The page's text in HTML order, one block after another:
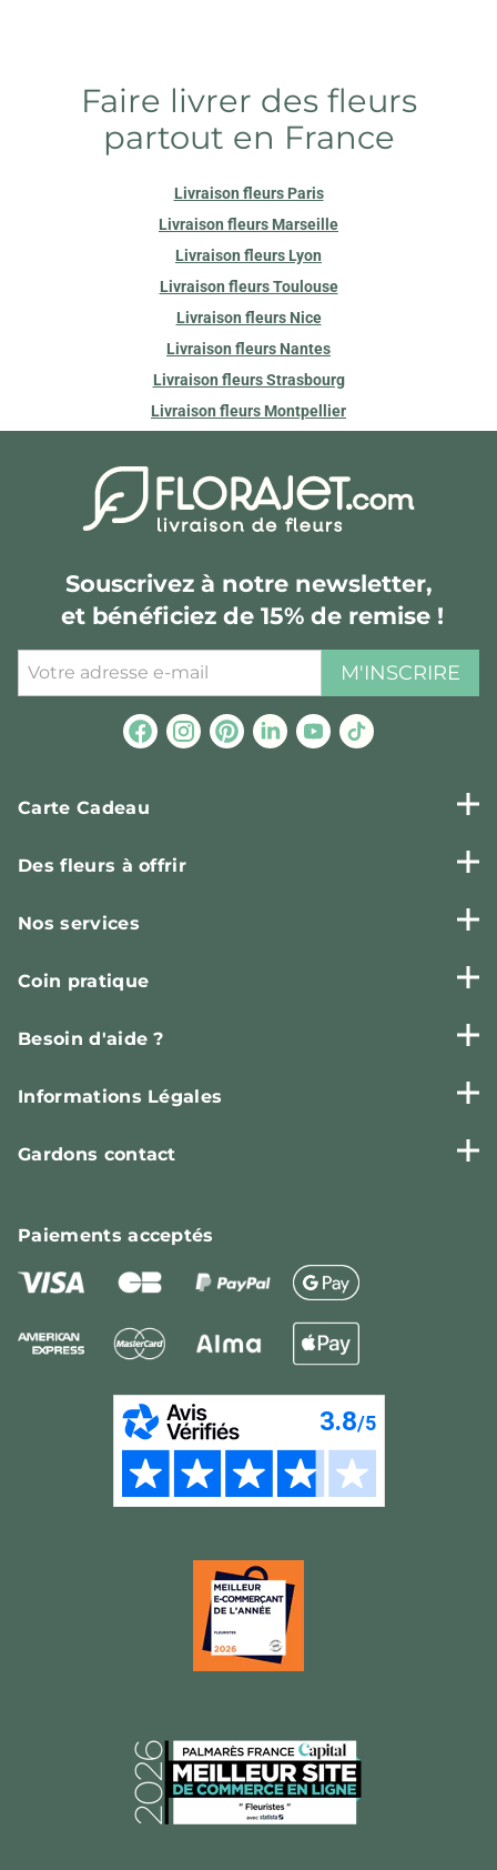
Faire livrer des fleurs
partout en France
Livraison fleurs Paris
Livraison fleurs Marseille
Livraison fleurs Lyon
Livraison fleurs Toulouse
Livraison fleurs Nice
Livraison fleurs Nantes
Livraison fleurs Strasbourg
Livraison fleurs Montpellier
Souscrivez à notre newsletter,
et bénéficiez de 15% de remise !
M'INSCRIRE
Carte Cadeau
Des fleurs à offrir
Nos services
Coin pratique
Besoin d'aide ?
Informations Légales
Gardons contact
Paiementsacceptés